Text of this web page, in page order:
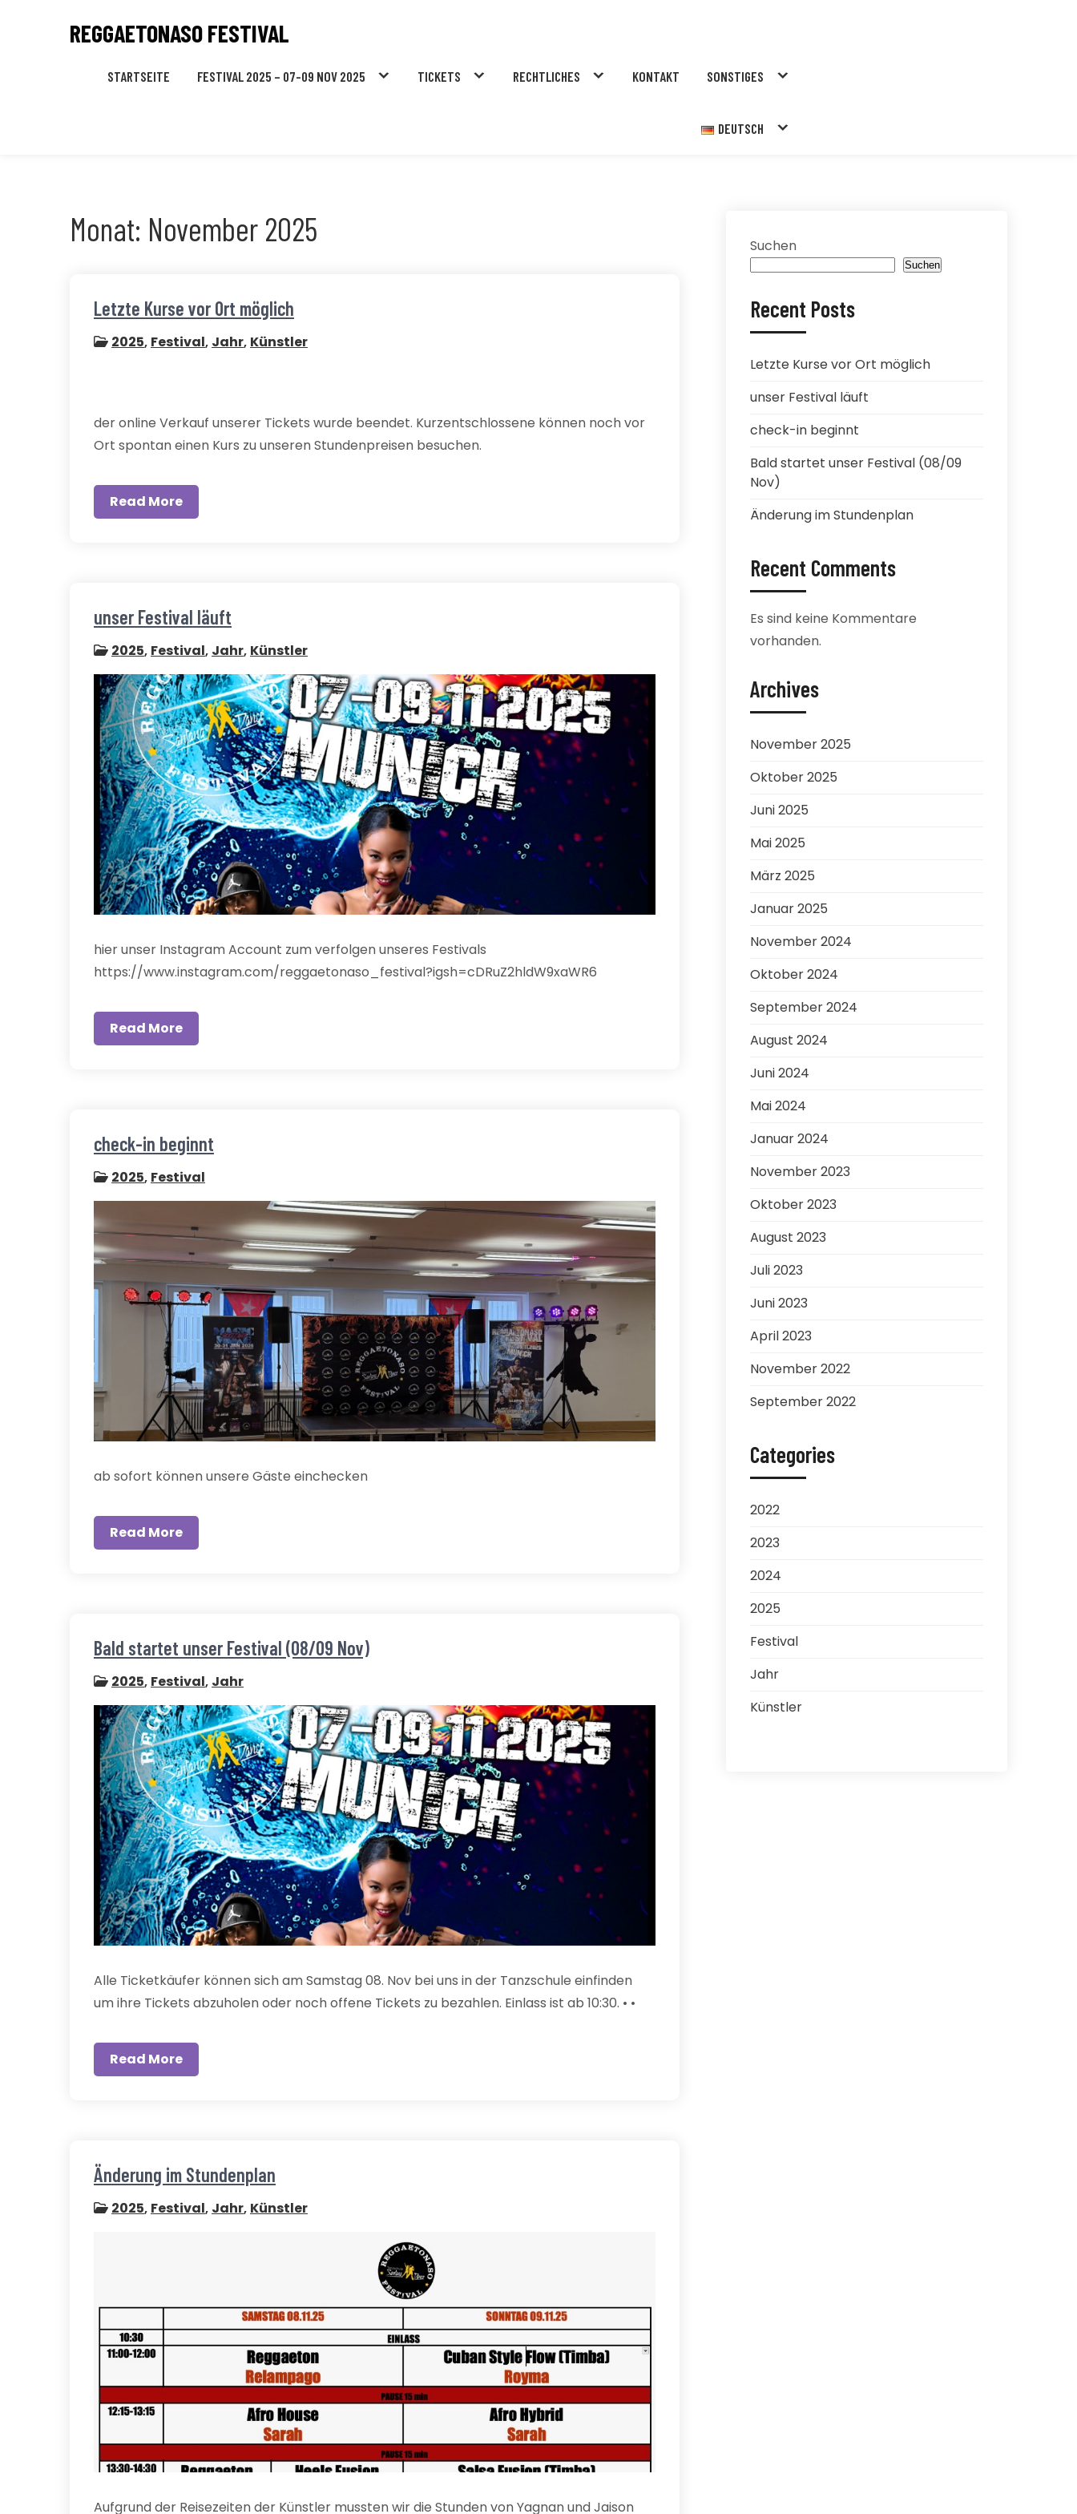
REGGAETONASO FESTIVAL
STARTSEITE FESTIVAL 2025 – 07-09 NOV 2025 TICKETS RECHTLICHES KONTAKT SONSTIGES
DEUTSCH
Monat: November 2025
Letzte Kurse vor Ort möglich
2025, Festival, Jahr, Künstler
der online Verkauf unserer Tickets wurde beendet. Kurzentschlossene können noch vor
Ort spontan einen Kurs zu unseren Stundenpreisen besuchen.
Read More
unser Festival läuft
2025, Festival, Jahr, Künstler
hier unser Instagram Account zum verfolgen unseres Festivals
https://www.instagram.com/reggaetonaso_festival?igsh=cDRuZ2hldW9xaWR6
Read More
check-in beginnt
2025, Festival
ab sofort können unsere Gäste einchecken
Read More
Bald startet unser Festival (08/09 Nov)
2025, Festival, Jahr
Alle Ticketkäufer können sich am Samstag 08. Nov bei uns in der Tanzschule einfinden
um ihre Tickets abzuholen oder noch offene Tickets zu bezahlen. Einlass ist ab 10:30. • •
Read More
Änderung im Stundenplan
2025, Festival, Jahr, Künstler
Aufgrund der Reisezeiten der Künstler mussten wir die Stunden von Yagnan und Jaison
Suchen
Suchen
Recent Posts
Letzte Kurse vor Ort möglich
unser Festival läuft
check-in beginnt
Bald startet unser Festival (08/09
Nov)
Änderung im Stundenplan
Recent Comments
Es sind keine Kommentare
vorhanden.
Archives
November 2025
Oktober 2025
Juni 2025
Mai 2025
März 2025
Januar 2025
November 2024
Oktober 2024
September 2024
August 2024
Juni 2024
Mai 2024
Januar 2024
November 2023
Oktober 2023
August 2023
Juli 2023
Juni 2023
April 2023
November 2022
September 2022
Categories
2022
2023
2024
2025
Festival
Jahr
Künstler